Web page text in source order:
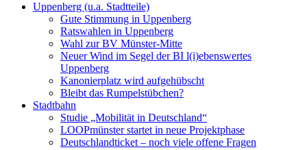
Uppenberg (u.a. Stadtteile)
Gute Stimmung in Uppenberg
Ratswahlen in Uppenberg
Wahl zur BV Münster-Mitte
Neuer Wind im Segel der BI l(i)ebenswertes
Uppenberg
Kanonierplatz wird aufgehübscht
Bleibt das Rumpelstübchen?
Stadtbahn
Studie „Mobilität in Deutschland“
LOOPmünster startet in neue Projektphase
Deutschlandticket – noch viele offene Fragen